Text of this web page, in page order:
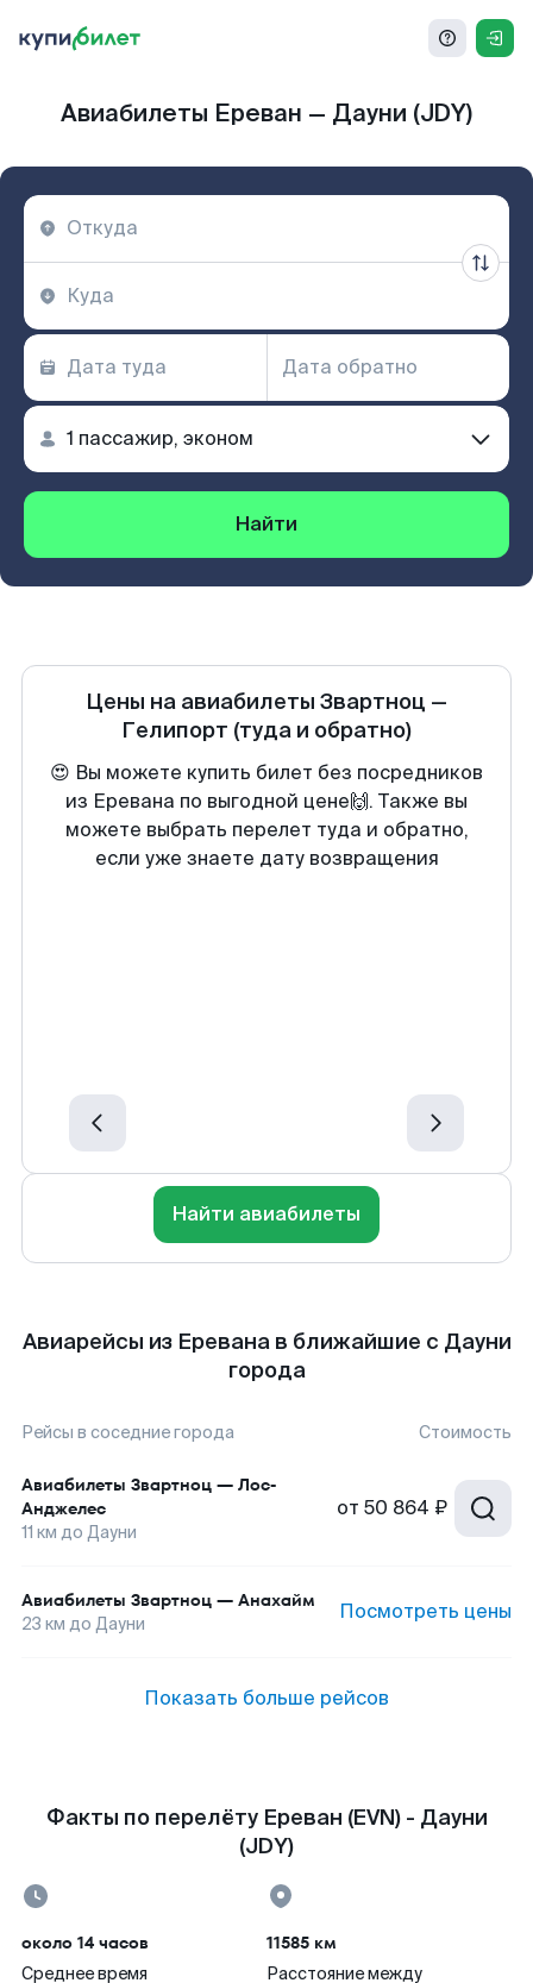
Авиабилеты Ереван — Дауни (JDY)
Найти
Цены на авиабилеты Звартноц —
Гелипорт (туда и обратно)
😍 Вы можете купить билет без посредников
из Еревана по выгодной цене🙌. Также вы
можете выбрать перелет туда и обратно,
если уже знаете дату возвращения
Найти авиабилеты
Авиарейсы из Еревана в ближайшие с Дауни
города
Рейсы в соседние города Стоимость
Авиабилеты Звартноц — Лос-
Анджелес
11 км до Дауни
от 50 864 ₽
Авиабилеты Звартноц — Анахайм
23 км до Дауни Посмотреть цены
Показать больше рейсов
Факты по перелёту Ереван (EVN) - Дауни
(JDY)
около 14 часов
Среднее время
11585 км
Расстояние между